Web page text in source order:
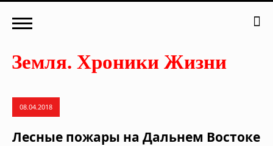
08.04.2018
Лесные пожары на Дальнем Востоке